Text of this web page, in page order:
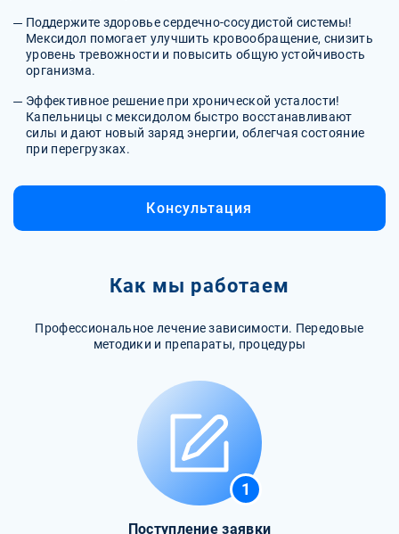
Поддержите здоровье сердечно-сосудистой системы!
Мексидол помогает улучшить кровообращение, снизить
уровень тревожности и повысить общую устойчивость
организма.
Эффективное решение при хронической усталости!
Капельницы с мексидолом быстро восстанавливают
силы и дают новый заряд энергии, облегчая состояние
при перегрузках.
Консультация
Как мы работаем
Профессиональное лечение зависимости. Передовые
методики и препараты, процедуры
1
Поступление заявки